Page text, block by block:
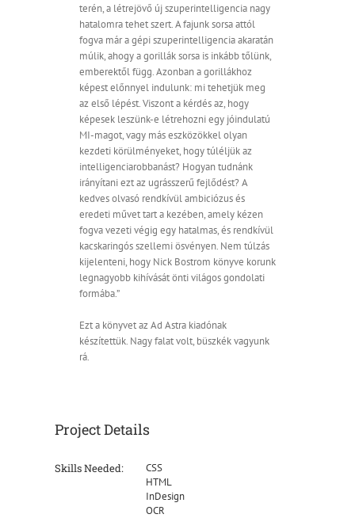
terén, a létrejövő új szuperintelligencia nagy
hatalomra tehet szert. A fajunk sorsa attól
fogva már a gépi szuperintelligencia akaratán
múlik, ahogy a gorillák sorsa is inkább tőlünk,
emberektől függ. Azonban a gorillákhoz
képest előnnyel indulunk: mi tehetjük meg
az első lépést. Viszont a kérdés az, hogy
képesek leszünk-e létrehozni egy jóindulatú
MI-magot, vagy más eszközökkel olyan
kezdeti körülményeket, hogy túléljük az
intelligenciarobbanást? Hogyan tudnánk
irányítani ezt az ugrásszerű fejlődést? A
kedves olvasó rendkívül ambiciózus és
eredeti művet tart a kezében, amely kézen
fogva vezeti végig egy hatalmas, és rendkívül
kacskaringós szellemi ösvényen. Nem túlzás
kijelenteni, hogy Nick Bostrom könyve korunk
legnagyobb kihívását önti világos gondolati
formába.”
Ezt a könyvet az Ad Astra kiadónak
készítettük. Nagy falat volt, büszkék vagyunk
rá.
Project Details
Skills Needed:
CSS
HTML
InDesign
OCR